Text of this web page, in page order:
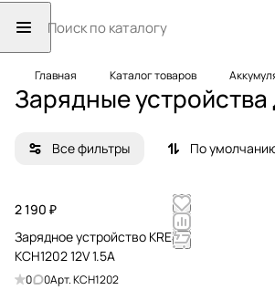
Главная Каталог товаров
Зарядные устройства
Все фильтры По
2 190 ₽
Зарядное устройство KRESS
KCH1202 12V 1.5A
0 0Арт.KCH1202